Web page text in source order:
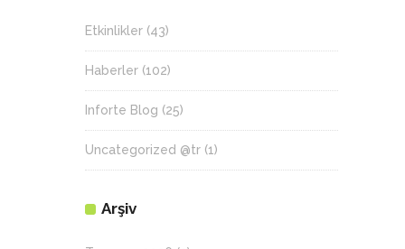
Etkinlikler (43)
Haberler (102)
Inforte Blog (25)
Uncategorized @tr (1)
Arşiv